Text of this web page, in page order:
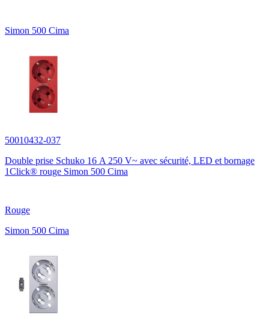
Simon 500 Cima
50010432-037
Double prise Schuko 16 A 250 V~ avec sécurité, LED et bornage
1Click® rouge Simon 500 Cima
Rouge
Simon 500 Cima